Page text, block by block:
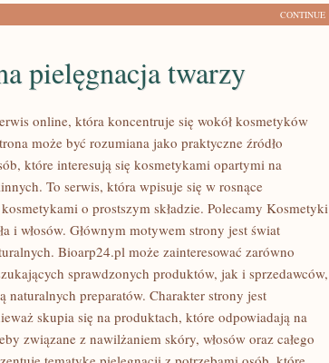
CONTINUE
pielęgnacja twarzy
online, która koncentruje się wokół kosmetyków
może być rozumiana jako praktyczne źródło
które interesują się kosmetykami opartymi na
To serwis, która wpisuje się w rosnące
o prostszym składzie. Polecamy Kosmetyki
i włosów. Głównym motywem strony jest świat
Bioarp24.pl może zainteresować zarówno
sprawdzonych produktów, jak i sprzedawców,
naturalnych preparatów. Charakter strony jest
skupia się na produktach, które odpowiadają na
związane z nawilżaniem skóry, włosów oraz całego